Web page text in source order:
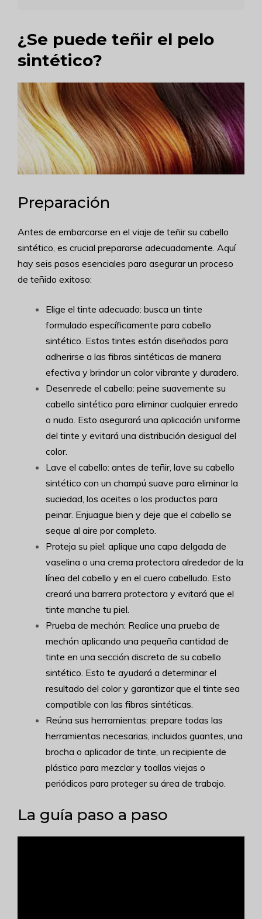
¿Se puede teñir el pelo
sintético?
Preparación
Antes de embarcarse en el viaje de teñir su cabello
sintético, es crucial prepararse adecuadamente. Aquí
hay seis pasos esenciales para asegurar un proceso
de teñido exitoso:
Elige el tinte adecuado: busca un tinte
formulado específicamente para cabello
sintético. Estos tintes están diseñados para
adherirse a las fibras sintéticas de manera
efectiva y brindar un color vibrante y duradero.
Desenrede el cabello: peine suavemente su
cabello sintético para eliminar cualquier enredo
o nudo. Esto asegurará una aplicación uniforme
del tinte y evitará una distribución desigual del
color.
Lave el cabello: antes de teñir, lave su cabello
sintético con un champú suave para eliminar la
suciedad, los aceites o los productos para
peinar. Enjuague bien y deje que el cabello se
seque al aire por completo.
Proteja su piel: aplique una capa delgada de
vaselina o una crema protectora alrededor de la
línea del cabello y en el cuero cabelludo. Esto
creará una barrera protectora y evitará que el
tinte manche tu piel.
Prueba de mechón: Realice una prueba de
mechón aplicando una pequeña cantidad de
tinte en una sección discreta de su cabello
sintético. Esto te ayudará a determinar el
resultado del color y garantizar que el tinte sea
compatible con las fibras sintéticas.
Reúna sus herramientas: prepare todas las
herramientas necesarias, incluidos guantes, una
brocha o aplicador de tinte, un recipiente de
plástico para mezclar y toallas viejas o
periódicos para proteger su área de trabajo.
La guía paso a paso